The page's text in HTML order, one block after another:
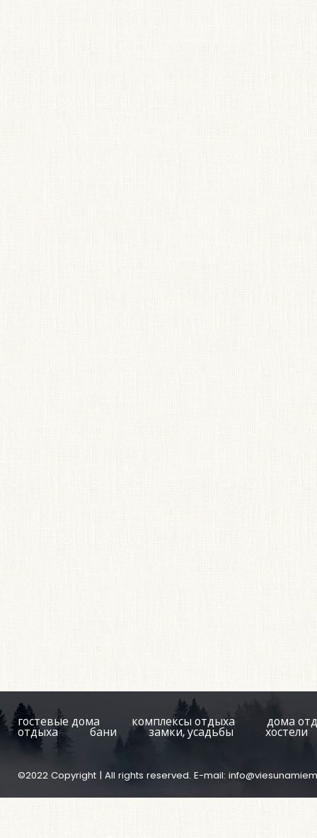
гостевые дома комплексы отдыха дома
отдыха бани замки, усадьбы хостели
©2022 Copyright | All rights reserved. E-mail: